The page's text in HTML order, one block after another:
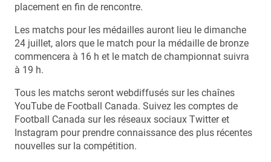
placement en fin de rencontre.
Les matchs pour les médailles auront lieu le dimanche
24 juillet, alors que le match pour la médaille de bronze
commencera à 16 h et le match de championnat suivra
à 19 h.
Tous les matchs seront webdiffusés sur les chaînes
YouTube de Football Canada. Suivez les comptes de
Football Canada sur les réseaux sociaux Twitter et
Instagram pour prendre connaissance des plus récentes
nouvelles sur la compétition.